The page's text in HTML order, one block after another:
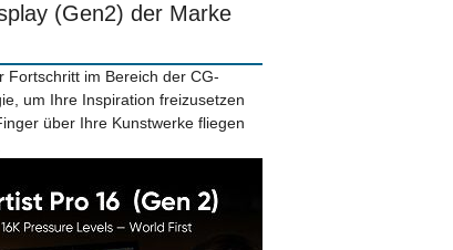
(Gen2) der Marke
Fortschritt im Bereich der CG-
um Ihre Inspiration freizusetzen
über Ihre Kunstwerke fliegen